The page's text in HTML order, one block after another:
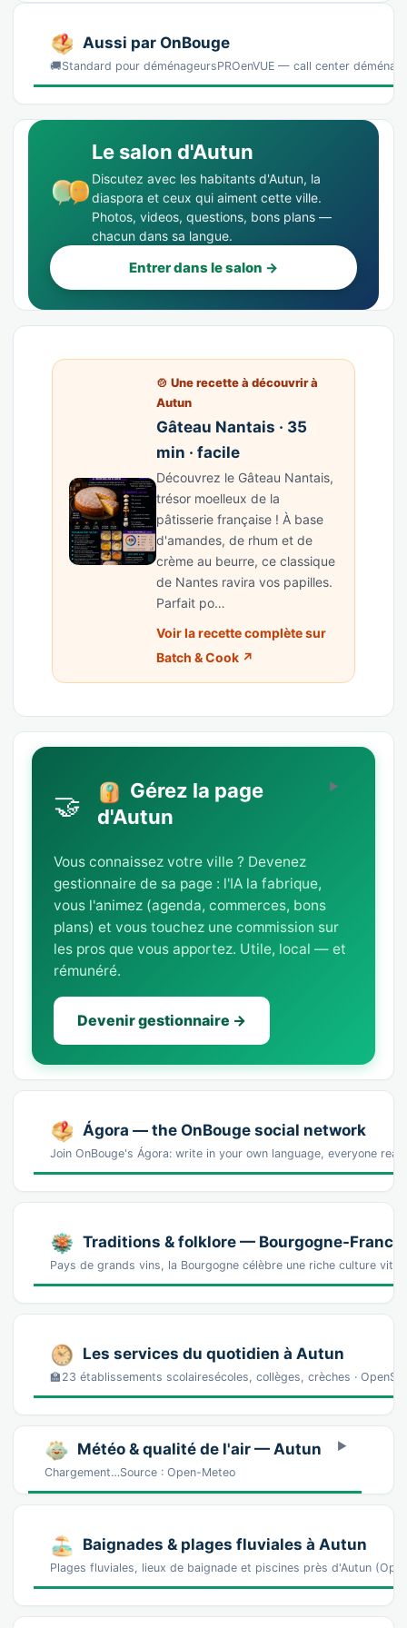
Aussi par OnBouge
🚚Standard pour déménageursPROenVUE — call center
Le salon d'Autun
Discutez avec les habitants d'Autun, la
diaspora et ceux qui aiment cette ville.
Photos, videos, questions, bons plans —
chacun dans sa langue.
Entrer dans le salon →
🍲 Une recette à découvrir à
Autun
Gâteau Nantais · 35
min · facile
Découvrez le Gâteau Nantais,
trésor moelleux de la
pâtisserie française ! À base
d'amandes, de rhum et de
crème au beurre, ce classique
de Nantes ravira vos papilles.
Parfait po…
Voir la recette complète sur
Batch & Cook ↗
🤝
Gérez la page
d'Autun
Vous connaissez votre ville ? Devenez
gestionnaire de sa page : l'IA la fabrique,
vous l'animez (agenda, commerces, bons
plans) et vous touchez une commission sur
les pros que vous apportez. Utile, local — et
rémunéré.
Devenir gestionnaire →
Ágora — the OnBouge social network
Join OnBouge's Ágora: write in your own language, everyone
Traditions & folklore — Bourgogne-
Pays de grands vins, la Bourgogne célèbre une riche culture
Les services du quotidien à Autun
🏫23 établissements scolairesécoles, collèges, crèches ·
Météo & qualité de l'air — Autun
Chargement…Source : Open-Meteo
Baignades & plages fluviales à Autun
Plages fluviales, lieux de baignade et piscines près d'Autun